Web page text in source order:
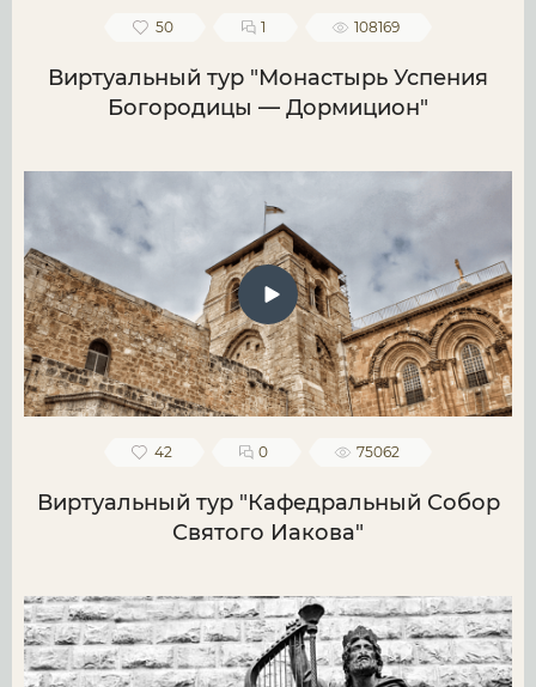
50 1 108169
Виртуальный тур "Монастырь Успения
Богородицы — Дормицион"
42 0 75062
Виртуальный тур "Кафедральный Собор
Святого Иакова"